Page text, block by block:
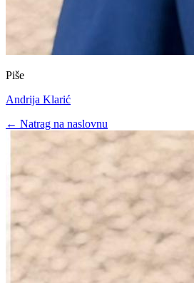
Piše
Andrija Klarić
← Natrag na naslovnu